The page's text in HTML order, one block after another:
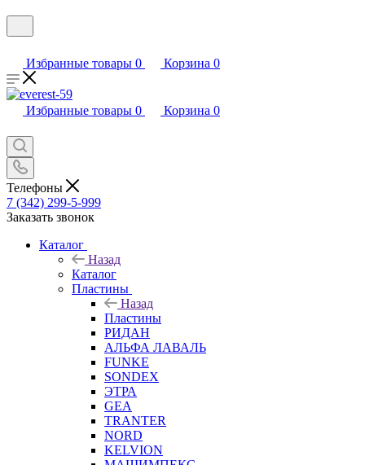
Избранные товары 0 Корзина 0
Избранные товары 0 Корзина 0
Телефоны
7 (342) 299-5-999
Заказать звонок
Каталог
Назад
Каталог
Пластины
Назад
Пластины
РИДАН
АЛЬФА ЛАВАЛЬ
FUNKE
SONDEX
ЭТРА
GEA
TRANTER
NORD
KELVION